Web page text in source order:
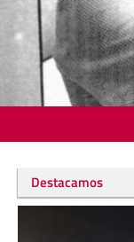
Destacamos